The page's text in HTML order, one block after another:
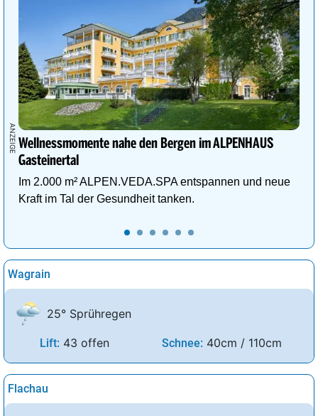
Wellnessmomente nahe den Bergen im ALPENHAUS
Gasteinertal
Im 2.000 m² ALPEN.VEDA.SPA entspannen und neue
Kraft im Tal der Gesundheit tanken.
Wagrain
25° Sprühregen
Lift: 43 offen Schnee: 40cm / 110cm
Flachau